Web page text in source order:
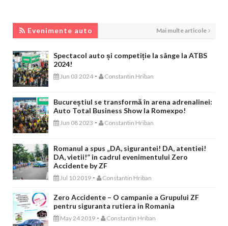
Evenimente auto Mai multe articole
Spectacol auto și competiție la sânge la ATBS
2024!
Jun 03 2024 - Constantin Hriban
Bucureștiul se transformă în arena adrenalinei:
Auto Total Business Show la Romexpo!
Jun 08 2023 - Constantin Hriban
Romanul a spus „DA, sigurantei! DA, atentiei!
DA, vietii!” in cadrul evenimentului Zero
Accidente by ZF
Jul 10 2019 - Constantin Hriban
Zero Accidente – O campanie a Grupului ZF
pentru siguranta rutiera in Romania
May 24 2019 - Constantin Hriban